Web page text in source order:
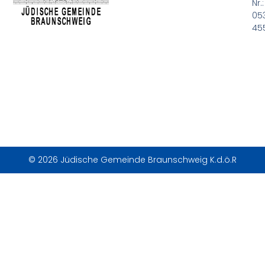
Nr.:
© 2026 Jüdische Gemeinde Braunschweig K.d.ö.R